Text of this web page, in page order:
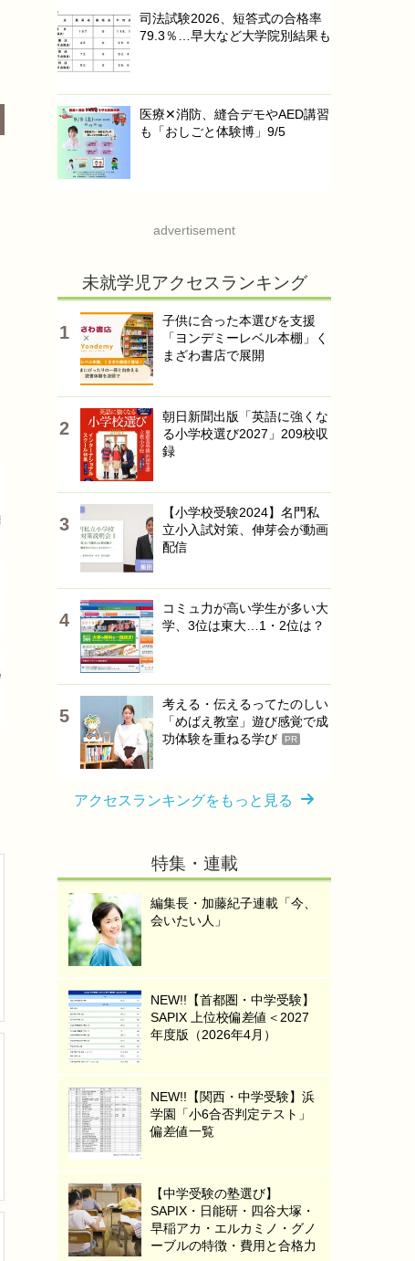
司法試験2026、短答式の合格率
79.3％…早大など大学院別結果も
医療✕消防、縫合デモやAED講習
も「おしごと体験博」9/5
advertisement
未就学児アクセスランキング
子供に合った本選びを支援
「ヨンデミーレベル本棚」く
まざわ書店で展開
朝日新聞出版「英語に強くな
る小学校選び2027」209校収
録
【小学校受験2024】名門私
立小入試対策、伸芽会が動画
配信
コミュ力が高い学生が多い大
学、3位は東大…1・2位は？
考える・伝えるってたのしい
「めばえ教室」遊び感覚で成
功体験を重ねる学び
PR
アクセスランキングをもっと見る
特集・連載
編集長・加藤紀子連載「今、
会いたい人」
NEW!!【首都圏・中学受験】
SAPIX 上位校偏差値＜2027
年度版（2026年4月）
NEW!!【関西・中学受験】浜
学園「小6合否判定テスト」
偏差値一覧
【中学受験の塾選び】
SAPIX・日能研・四谷大塚・
早稲アカ・エルカミノ・グノ
ーブルの特徴・費用と合格力